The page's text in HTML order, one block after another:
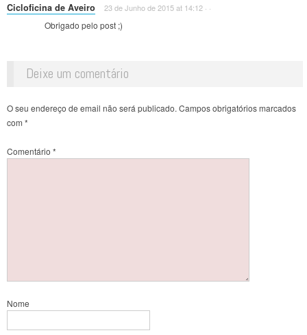
Cicloficina de Aveiro 23 de Junho de 2015 at 14:12 · ·
Obrigado pelo post ;)
Deixe um comentário
O seu endereço de email não será publicado. Campos obrigatórios marcados
com *
Comentário *
Nome